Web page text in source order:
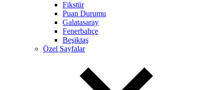
Fikstür
Puan Durumu
Galatasaray
Fenerbahçe
Beşiktaş
Özel Sayfalar